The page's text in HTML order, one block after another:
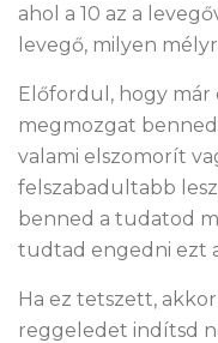
ahol a 10 az a
levegő, milyen
Előfordul, hogy már
megmozgat
valami elszomorít
felszabadultabb
benned a tudatod
tudtad engedni ezt
Ha ez tetszett,
reggeledet indítsd